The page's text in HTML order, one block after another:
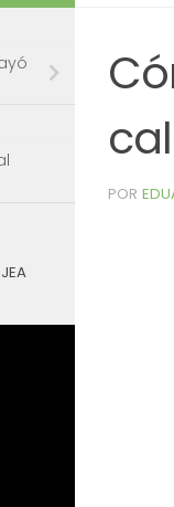
POR